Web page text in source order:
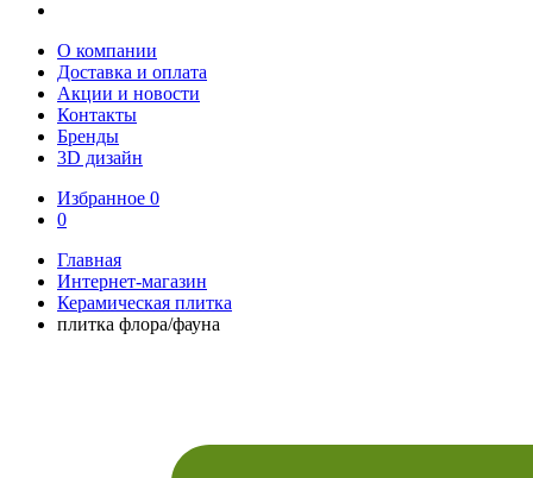
О компании
Доставка и оплата
Акции и новости
Контакты
Бренды
3D дизайн
Избранное 0
0
Главная
Интернет-магазин
Керамическая плитка
плитка флора/фауна